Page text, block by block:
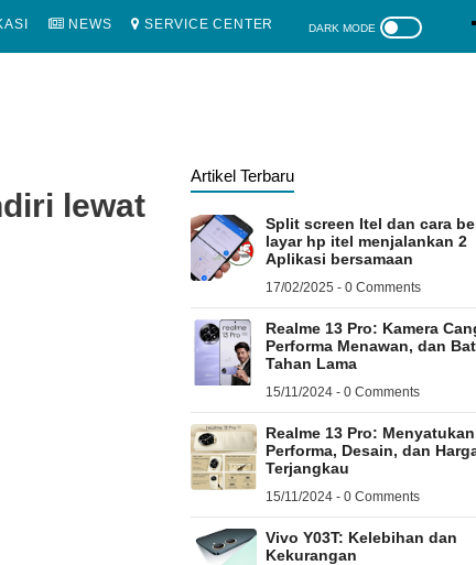
NEWS SERVICE CENTER
lewat
Artikel Terbaru
Split screen Itel dan cara
layar hp itel menjalankan 2
Aplikasi bersamaan
17/02/2025 - 0 Comments
Realme 13 Pro: Kamera
Performa Menawan, dan
Tahan Lama
15/11/2024 - 0 Comments
Realme 13 Pro: Menyatukan
Performa, Desain, dan
Terjangkau
15/11/2024 - 0 Comments
Vivo Y03T: Kelebihan dan
Kekurangan